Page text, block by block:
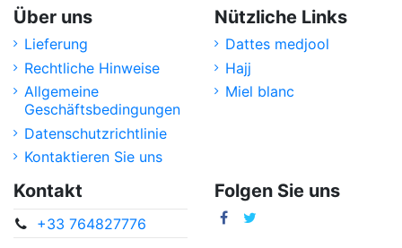
Über uns
Lieferung
Rechtliche Hinweise
Allgemeine
Geschäftsbedingungen
Datenschutzrichtlinie
Kontaktieren Sie uns
Nützliche Links
Dattes medjool
Hajj
Miel blanc
Kontakt
+33 764827776
Folgen Sie uns